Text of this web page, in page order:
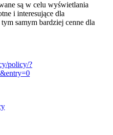
są w celu wyświetlania
i interesujące dla
samym bardziej cenne dla
policy/?